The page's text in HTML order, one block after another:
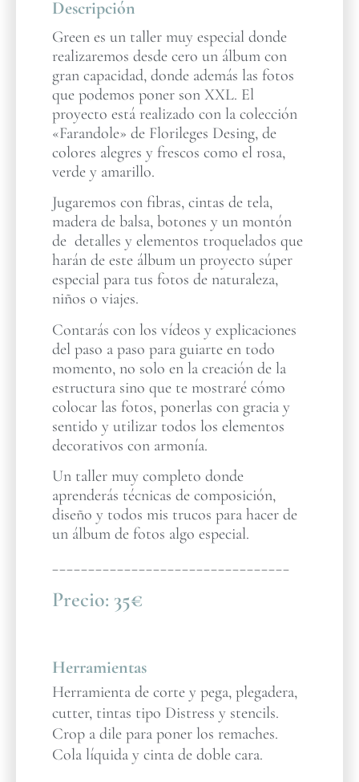
Descripción
Green es un taller muy especial donde
realizaremos desde cero un álbum con
gran capacidad, donde además las fotos
que podemos poner son XXL. El
proyecto está realizado con la colección
«Farandole» de Florileges Desing, de
colores alegres y frescos como el rosa,
verde y amarillo.
Jugaremos con fibras, cintas de tela,
madera de balsa, botones y un montón
de detalles y elementos troquelados que
harán de este álbum un proyecto súper
especial para tus fotos de naturaleza,
niños o viajes.
Contarás con los vídeos y explicaciones
del paso a paso para guiarte en todo
momento, no solo en la creación de la
estructura sino que te mostraré cómo
colocar las fotos, ponerlas con gracia y
sentido y utilizar todos los elementos
decorativos con armonía.
Un taller muy completo donde
aprenderás técnicas de composición,
diseño y todos mis trucos para hacer de
un álbum de fotos algo especial.
_________________________________
Precio: 35€
Herramientas
Herramienta de corte y pega, plegadera,
cutter, tintas tipo Distress y stencils.
Crop a dile para poner los remaches.
Cola líquida y cinta de doble cara.